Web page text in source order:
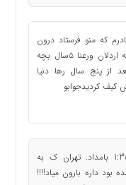
که منو فرستاد درون
افق این بود که اردلان ورعنا ۵سال بچه
از پنج سال رها دنیا
کردیدجوابو
الان ساعت 1:35 بامداد. تهران ک به
بود داره بارون میاد!!!!